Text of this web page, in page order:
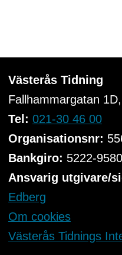
Västerås Tidning
Fallhammargatan
Tel: 021-30 46 00
Organisationsnr:
Bankgiro: 5222-9580
Ansvarig utgivare/
Edberg
Om cookies
Västerås Tidnings